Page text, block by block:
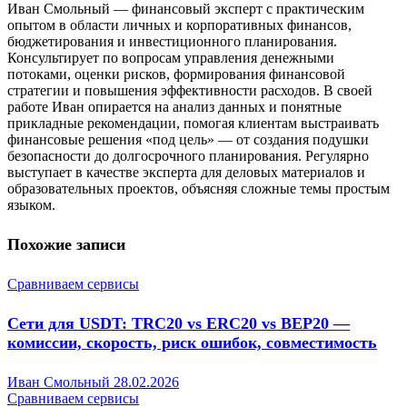
Иван Смольный — финансовый эксперт с практическим
опытом в области личных и корпоративных финансов,
бюджетирования и инвестиционного планирования.
Консультирует по вопросам управления денежными
потоками, оценки рисков, формирования финансовой
стратегии и повышения эффективности расходов. В своей
работе Иван опирается на анализ данных и понятные
прикладные рекомендации, помогая клиентам выстраивать
финансовые решения «под цель» — от создания подушки
безопасности до долгосрочного планирования. Регулярно
выступает в качестве эксперта для деловых материалов и
образовательных проектов, объясняя сложные темы простым
языком.
Похожие записи
Сравниваем сервисы
Сети для USDT: TRC20 vs ERC20 vs BEP20 —
комиссии, скорость, риск ошибок, совместимость
Иван Смольный 28.02.2026
Сравниваем сервисы